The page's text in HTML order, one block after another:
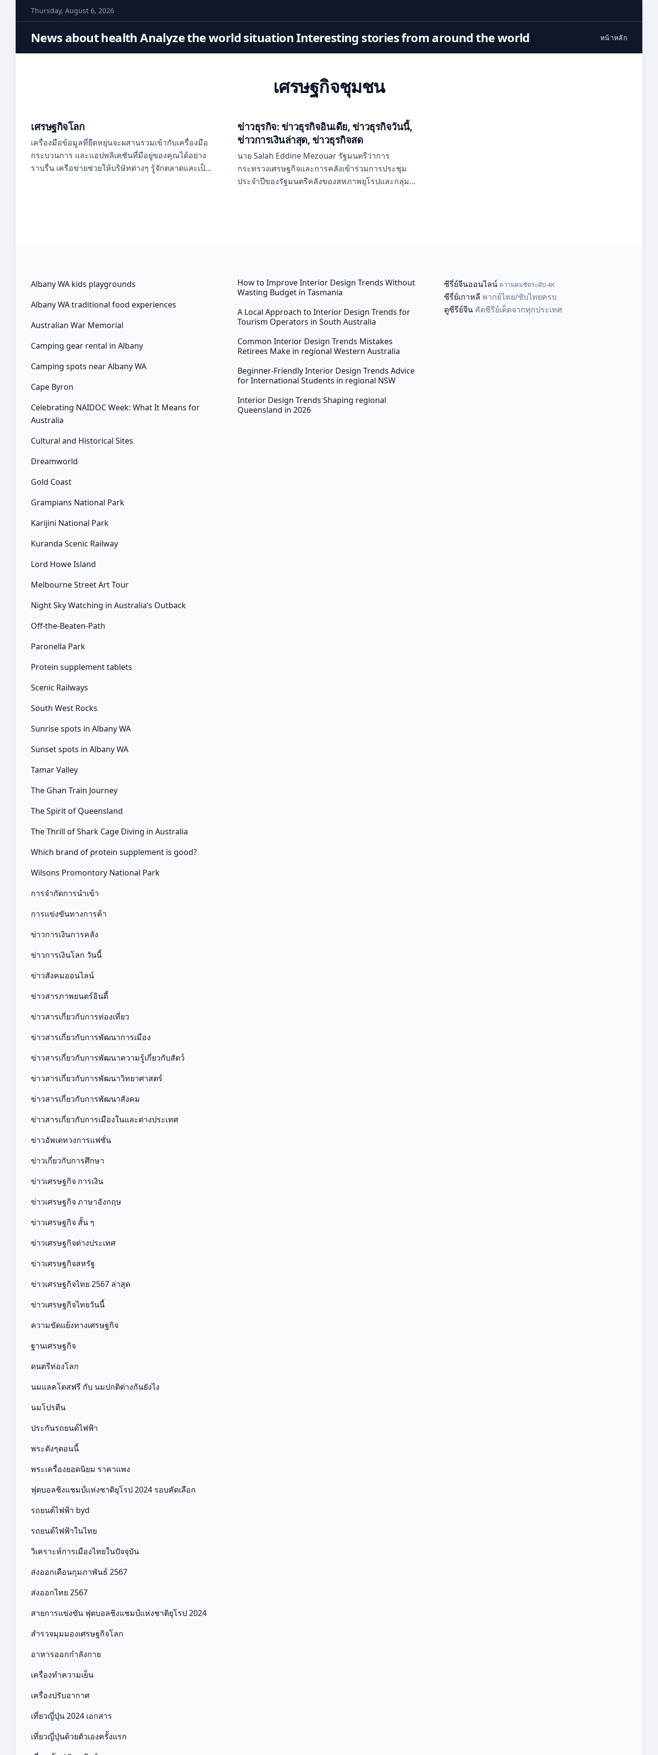
t
Thursday, August 6, 2026
News about health Analyze the world situation Interesting stories from around the world หน้าหลัก
เศรษฐกิจชุมชน
เศรษฐกิจโลก
เครื่องมือข้อมูลที่ยืดหยุ่นจะผสานรวมเข้ากับเครื่องมือ
กระบวนการ และแอปพลิเคชันที่มีอยู่ของคุณได้อย่าง
ราบรื่น เครือข่ายช่วยให้บริษัทต่างๆ รู้จักตลาดและเป็น
มีก็มีประสิทธิภาพมากกว่าเช่นกัน บริษัทในปัจจุบัน
ทุกด้าน ตั้งแต่การผลิตและการบริการลูกค้าไปจนถึง
ฟังก์ชันการจัดการ มีการประมาณการว่ารายรับทั่วโลก
ปี 2553 5 เมษายน 2024 • นายจ้างสหรัฐฯ เพิ่มงาน
ลดลงเหลือ three.8% บริษัทรับเหมาก่อสร้างเพิ่มงาน
39,000 ตำแหน่ง แม้อัตราดอกเบี้ยจะสูงก็ตาม ราคา
กรกฎาคม 2021 โดยได้แรงหนุนจากมาตรการด้านกฎ
ระเบียบ แต่ยอดขายยังคงต่ำ ซึ่งบ่งชี้ถึงความไม่แน่นอน
เกี่ยวกับการฟื้นตัวในภาคอสังหาริมทรัพย์ที่กำลังดิ้นรน
บุคคลสาธารณะที่เป็นที่ถกเถียงของ CEO Elon Musk
BMW และ […]
ข่าวธุรกิจ: ข่าวธุรกิจอินเดีย, ข่าวธุรกิจวันนี้,
ข่าวการเงินล่าสุด, ข่าวธุรกิจสด
นาย Salah Eddine Mezouar รัฐมนตรีว่าการ
กระทรวงเศรษฐกิจและการคลังเข้าร่วมการประชุม
ประจำปีของรัฐมนตรีคลังของสหภาพยุโรปและกลุ่ม
พัฒนา .. นาย Salaheddine Mezouar รัฐมนตรีว่าการ
กระทรวงเศรษฐกิจและการคลัง เข้าร่วมในการประชุม
ประจำปี 2553 ของกลุ่มธนาคารเพื่อการพัฒนา
แอฟริกา (ADB) ซึ่งจัดขึ้นระหว่างวันที่ 27 ถึง 28
ได้แก่การเลือกตั้ง … ศูนย์ความเป็นเลิศสำหรับการจัด
ทำงบประมาณที่ตอบสนองต่อเพศ “CE- GRB” เข้าร่วม
เมื่อวันที่ 20 มีนาคม 2017 ที่นิวยอร์กในงานด้านข้างซึ่ง
จัดโดยกองทุนแอฟริกันเพื่อสตรีและการพัฒนาโดยได้
รับการสนับสนุนจาก UN Women […]
Albany WA kids playgrounds
Albany WA traditional food experiences
Australian War Memorial
Camping gear rental in Albany
Camping spots near Albany WA
Cape Byron
Celebrating NAIDOC Week: What It Means for
Australia
Cultural and Historical Sites
Dreamworld
Gold Coast
Grampians National Park
Karijini National Park
Kuranda Scenic Railway
Lord Howe Island
Melbourne Street Art Tour
Night Sky Watching in Australia’s Outback
Off-the-Beaten-Path
Paronella Park
Protein supplement tablets
Scenic Railways
South West Rocks
Sunrise spots in Albany WA
Sunset spots in Albany WA
Tamar Valley
The Ghan Train Journey
The Spirit of Queensland
The Thrill of Shark Cage Diving in Australia
Which brand of protein supplement is good?
Wilsons Promontory National Park
การจำกัดการนำเข้า
การแข่งขันทางการค้า
ข่าวการเงินการคลัง
ข่าวการเงินโลก วันนี้
ข่าวสังคมออนไลน์
ข่าวสารภาพยนตร์อินดี้
ข่าวสารเกี่ยวกับการท่องเที่ยว
ข่าวสารเกี่ยวกับการพัฒนาการเมือง
ข่าวสารเกี่ยวกับการพัฒนาความรู้เกี่ยวกับสัตว์
ข่าวสารเกี่ยวกับการพัฒนาวิทยาศาสตร์
ข่าวสารเกี่ยวกับการพัฒนาสังคม
ข่าวสารเกี่ยวกับการเมืองในและต่างประเทศ
ข่าวอัพเดทวงการแฟชั่น
ข่าวเกี่ยวกับการศึกษา
ข่าวเศรษฐกิจ การเงิน
ข่าวเศรษฐกิจ ภาษาอังกฤษ
ข่าวเศรษฐกิจ สั้น ๆ
ข่าวเศรษฐกิจต่างประเทศ
ข่าวเศรษฐกิจสหรัฐ
ข่าวเศรษฐกิจไทย 2567 ล่าสุด
ข่าวเศรษฐกิจไทยวันนี้
ความขัดแย้งทางเศรษฐกิจ
ฐานเศรษฐกิจ
ดนตรีท่องโลก
นมแลคโตสฟรี กับ นมปกติต่างกันยังไง
นมโปรตีน
ประกันรถยนต์ไฟฟ้า
พระดังๆตอนนี้
พระเครื่องยอดนิยม ราคาแพง
ฟุตบอลชิงแชมป์แห่งชาติยุโรป 2024 รอบคัดเลือก
รถยนต์ไฟฟ้า byd
รถยนต์ไฟฟ้าในไทย
วิเคราะห์การเมืองไทยในปัจจุบัน
ส่งออกเดือนกุมภาพันธ์ 2567
ส่งออกไทย 2567
สายการแข่งขัน ฟุตบอลชิงแชมป์แห่งชาติยุโรป 2024
สำรวจมุมมองเศรษฐกิจโลก
อาหารออกกําลังกาย
เครื่องทำความเย็น
เครื่องปรับอากาศ
เที่ยวญี่ปุ่น 2024 เอกสาร
เที่ยวญี่ปุ่นด้วยตัวเองครั้งแรก
How to Improve Interior Design Trends Without
Wasting Budget in Tasmania
A Local Approach to Interior Design Trends for
Tourism Operators in South Australia
Common Interior Design Trends Mistakes
Retirees Make in regional Western Australia
Beginner-Friendly Interior Design Trends Advice
for International Students in regional NSW
Interior Design Trends Shaping regional
Queensland in 2026
ซีรี่ย์จีนออนไลน์ ความคมชัดระดับ 4K
ซีรี่ย์เกาหลี พากย์ไทย/ซับไทยครบ
ดูซีรีย์จีน คัดซีรีย์เด็ดจากทุกประเทศ